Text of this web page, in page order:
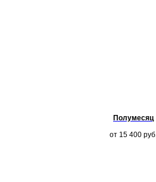
Полумесяц
от 15 400 руб.